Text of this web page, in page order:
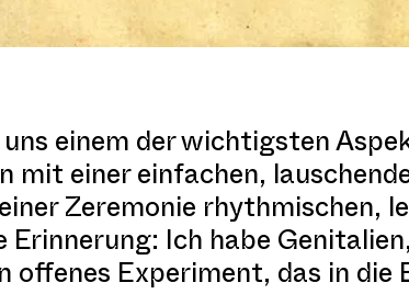
uns einem der wichtigsten
mit einer einfachen,
Zeremonie rhythmischen,
Erinnerung: Ich habe
offenes Experiment, das in die